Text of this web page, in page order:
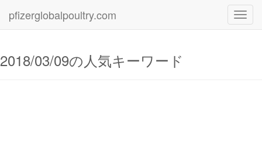
pfizerglobalpoultry.com
2018/03/09の人気キーワード